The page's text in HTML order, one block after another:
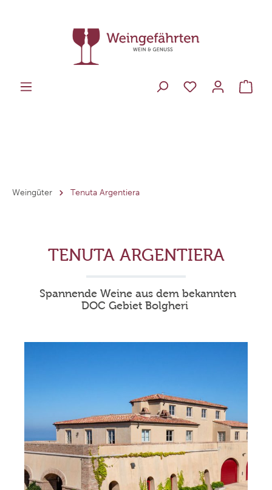
Weingüter Tenuta Argentiera
TENUTA ARGENTIERA
Spannende Weine aus dem bekannten
DOC Gebiet Bolgheri